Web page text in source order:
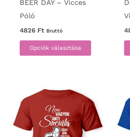
BEER DAY – Vicces
Póló
4826 Ft Bruttó
Opciók választása
Ennek
a
variációja
van.
A